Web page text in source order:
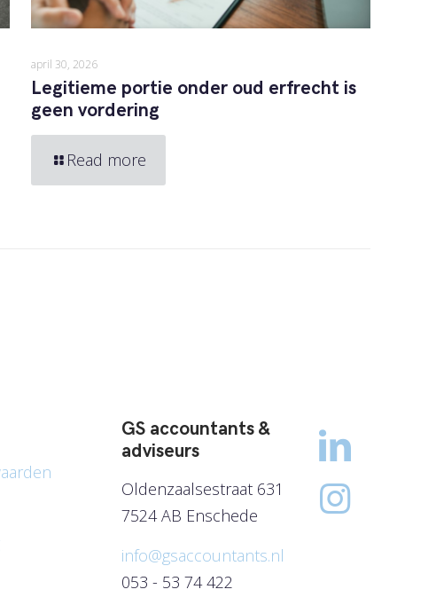
april 30, 2026
Legitieme portie onder oud erfrecht is
geen vordering
Read more
GS accountants &
adviseurs
Oldenzaalsestraat 631
7524 AB Enschede
info@gsaccountants.nl
053 - 53 74 422